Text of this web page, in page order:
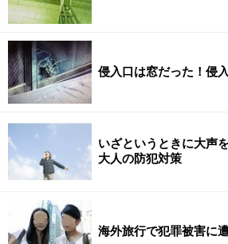
侵入口は窓だった！侵
いざというときに大声
大人の防犯対策
海外旅行で犯罪被害に